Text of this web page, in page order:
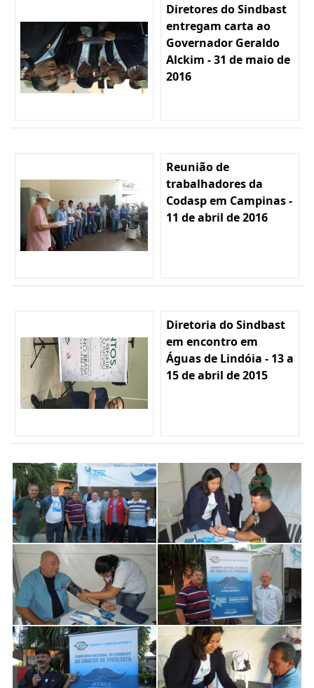
Diretores do Sindbast
entregam carta ao
Governador Geraldo
Alckim - 31 de maio de
2016
Reunião de
trabalhadores da
Codasp em Campinas -
11 de abril de 2016
Diretoria do Sindbast
em encontro em
Águas de Lindóia - 13 a
15 de abril de 2015